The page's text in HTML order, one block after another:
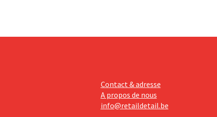
Contact & adresse
A propos de nous
info@retaildetail.be